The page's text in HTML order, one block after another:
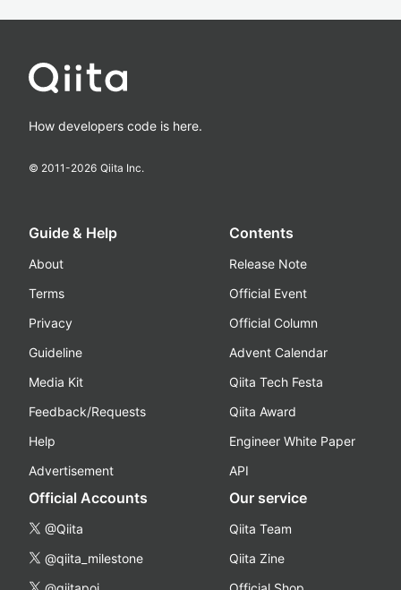
How developers code is here.
© 2011-2026 Qiita Inc.
Guide & Help
About
Terms
Privacy
Guideline
Media Kit
Feedback/Requests
Help
Advertisement
Contents
Release Note
Official Event
Official Column
Advent Calendar
Qiita Tech Festa
Qiita Award
Engineer White Paper
API
Official Accounts
@Qiita
@qiita_milestone
Our service
Qiita Team
Qiita Zine